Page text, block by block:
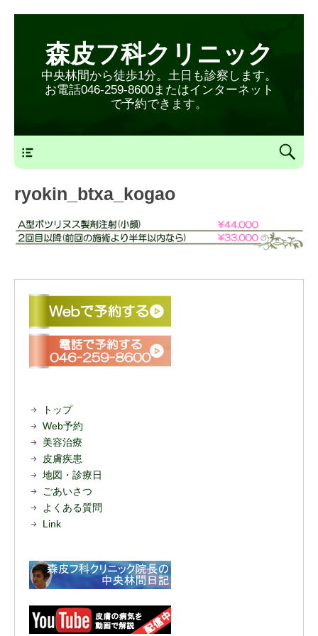
森皮フ科クリニック
中央林間から徒歩1分。土日も診察します。
お電話046-259-8600またはインターネット
で予約できます。
ryokin_btxa_kogao
トップ
Web予約
美容治療
皮膚疾患
地図・診療日
ごあいさつ
よくある質問
Link